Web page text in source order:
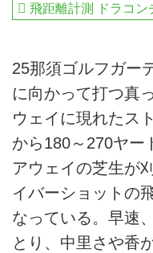
飛距離計測 ドラコン
25那須ゴルフガー
に向かって打つ真
ウェイに現れたス
から180～270ヤー
アウェイの芝生が
イバーショットの
なっている。早速
とり、中里さや香